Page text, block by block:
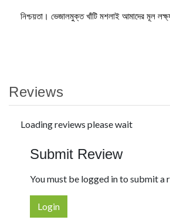
নিশ্চয়তা। ভেজালমুক্ত খাঁটি মশলাই আমাদের মূল
Reviews
Loading reviews please wait
Submit Review
You must be logged in to submit a
Login